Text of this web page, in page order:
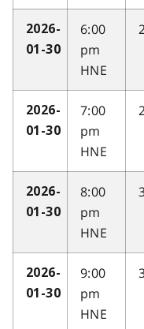
2026-
01-30
6:00
pm
HNE
2026-
01-30
7:00
pm
HNE
2026-
01-30
8:00
pm
HNE
2026-
01-30
9:00
pm
HNE